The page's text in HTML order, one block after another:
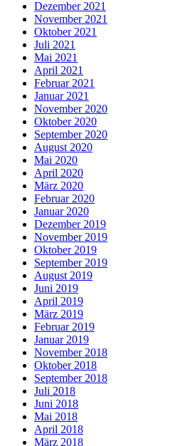
Dezember 2021
November 2021
Oktober 2021
Juli 2021
Mai 2021
April 2021
Februar 2021
Januar 2021
November 2020
Oktober 2020
September 2020
August 2020
Mai 2020
April 2020
März 2020
Februar 2020
Januar 2020
Dezember 2019
November 2019
Oktober 2019
September 2019
August 2019
Juni 2019
April 2019
März 2019
Februar 2019
Januar 2019
November 2018
Oktober 2018
September 2018
Juli 2018
Juni 2018
Mai 2018
April 2018
März 2018